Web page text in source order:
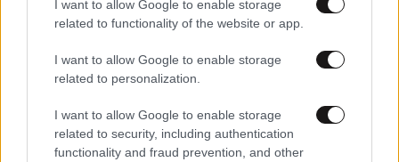
I want to allow Google to enable storage
related to functionality of the website or app.
I want to allow Google to enable storage
related to personalization.
I want to allow Google to enable storage
related to security, including authentication
functionality and fraud prevention, and other
LIFESTYLE39 λ. πριν
Ρίτσαρντ Γκιρ: Σάλος για τη διαφορά 48 ετών
να είναι εγγονή του»